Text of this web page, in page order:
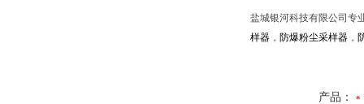
盐城银河科技有限公司专
样器 ， 防爆粉尘采样器 ，
产品：